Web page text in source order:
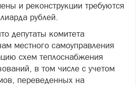
и реконструкции требуются
рублей.
депутаты комитета
местного самоуправления
схем теплоснабжения
в том числе с учетом
переведенных на